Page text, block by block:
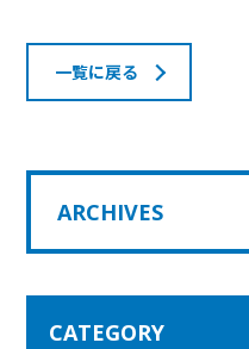
一覧に戻る
ARCHIVES
CATEGORY